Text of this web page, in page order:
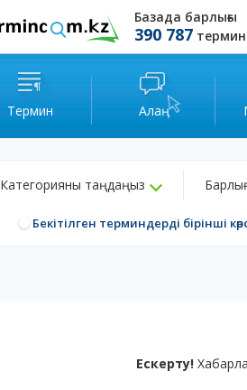
Базада барлығы
390 787 термин
Термин Алаң
Категорияны таңдаңыз
Бекітілген терминдерді бірінші
Ескерту!